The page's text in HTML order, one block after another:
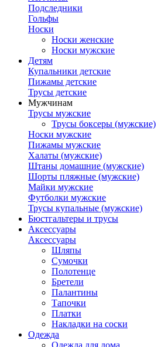
Подследники
Гольфы
Носки
Носки женские
Носки мужские
Детям
Купальники детские
Пижамы детские
Трусы детские
Мужчинам
Трусы мужские
Трусы боксеры (мужские)
Носки мужские
Пижамы мужские
Халаты (мужские)
Штаны домашние (мужские)
Шорты пляжные (мужские)
Майки мужские
Футболки мужские
Трусы купальные (мужские)
Бюстгальтеры и трусы
Аксессуары
Аксессуары
Шляпы
Сумочки
Полотенце
Бретели
Палантины
Тапочки
Платки
Накладки на соски
Одежда
Одежда для дома